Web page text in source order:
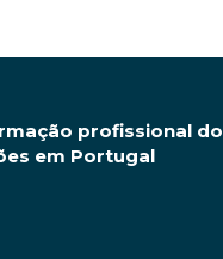
profissional do
em Portugal